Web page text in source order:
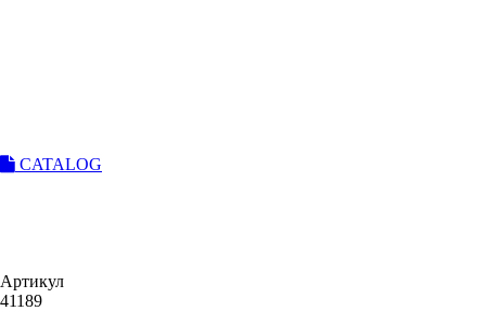
CATALOG
Артикул
41189